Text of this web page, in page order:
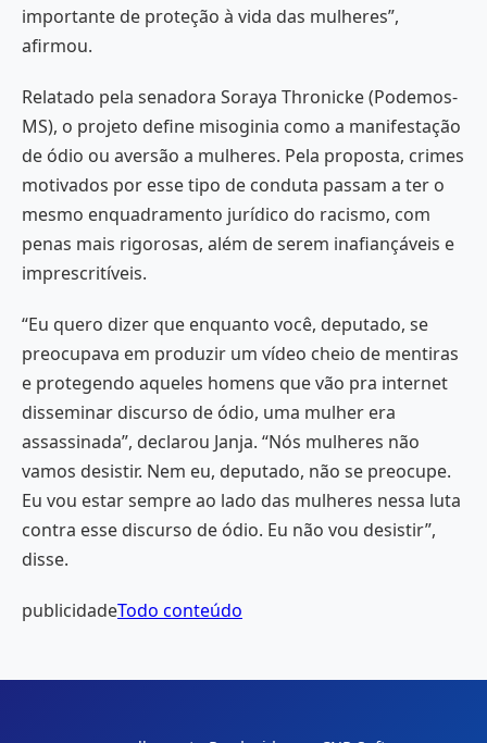
importante de proteção à vida das mulheres”,
afirmou.
Relatado pela senadora Soraya Thronicke (Podemos-
MS), o projeto define misoginia como a manifestação
de ódio ou aversão a mulheres. Pela proposta, crimes
motivados por esse tipo de conduta passam a ter o
mesmo enquadramento jurídico do racismo, com
penas mais rigorosas, além de serem inafiançáveis e
imprescritíveis.
“Eu quero dizer que enquanto você, deputado, se
preocupava em produzir um vídeo cheio de mentiras
e protegendo aqueles homens que vão pra internet
disseminar discurso de ódio, uma mulher era
assassinada”, declarou Janja. “Nós mulheres não
vamos desistir. Nem eu, deputado, não se preocupe.
Eu vou estar sempre ao lado das mulheres nessa luta
contra esse discurso de ódio. Eu não vou desistir”,
disse.
publicidadeTodo conteúdo